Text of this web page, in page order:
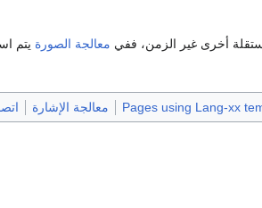
أخرى غير الزمن، ففي معالجة الصورة يتم
Pages using Lang-xx معالجة الإشارة